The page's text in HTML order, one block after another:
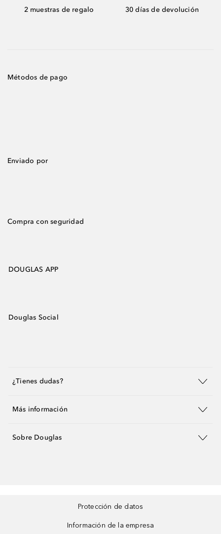
2 muestras de regalo 30 días de devolución
Métodos de pago
Enviado por
Compra con seguridad
DOUGLAS APP
Douglas Social
¿Tienes dudas?
Más información
Sobre Douglas
Protección de datos
Información de la empresa